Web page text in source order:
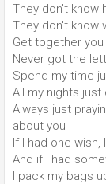
They don't know
They don't know
Get together
Never got the
Spend my time
All my nights
Always just
about you
If I had one
And if I had
I pack my bags